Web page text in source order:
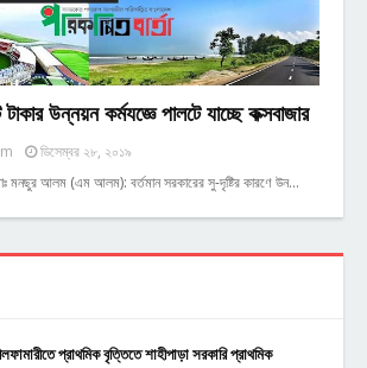
উন্নয়ন কর্মযজ্ঞে পালটে যাচ্ছে কক্সবাজার
ডিসেম্বর ২৮, ২০১৯
মনছুর আলম (এম আলম): বর্তমান সরকারের সু-দৃষ্টির কারণে উন…
প্রাথমিক বৃত্তিতে শাহীপাড়া সরকারি প্রাথমিক